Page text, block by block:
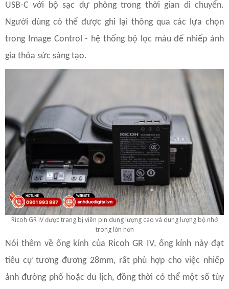
USB-C với bộ sạc dự phòng trong thời gian di chuyển.
Người dùng có thể được ghi lại thông qua các lựa chọn
trong Image Control - hệ thống bộ lọc màu để nhiếp ảnh
gia thỏa sức sáng tạo.
Ricoh GR IV được trang bị viên pin dung lượng cao và dung lượng bộ nhớ
trong lớn hơn
Nói thêm về ống kính của Ricoh GR IV, ống kính này đạt
tiêu cự tương đương 28mm, rất phù hợp cho việc nhiếp
ảnh đường phố hoặc du lịch, đồng thời có thể một số tùy